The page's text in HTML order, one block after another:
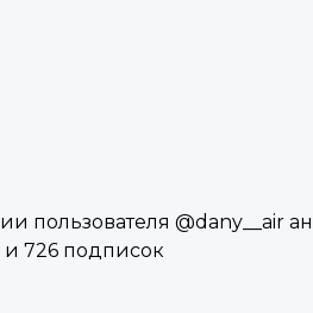
пользователя @dany__air
726 подписок